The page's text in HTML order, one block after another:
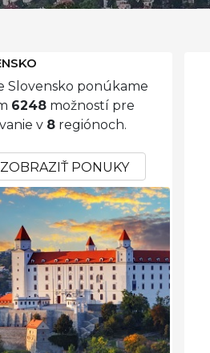
Slovensko ponúkame
6248 možností pre
v 8 regiónoch.
ZOBRAZIŤ PONUKY